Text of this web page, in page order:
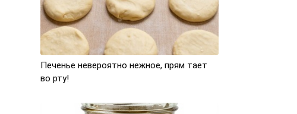
Печенье невероятно нежное, прям тает
во рту!